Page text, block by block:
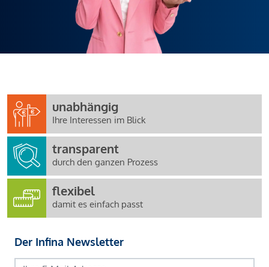
unabhängig
Ihre Interessen im Blick
transparent
durch den ganzen Prozess
flexibel
damit es einfach passt
Der Infina Newsletter